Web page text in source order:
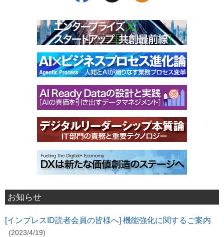
お知らせ
[インプレスID読者会員の皆様へ] 機能強化に関するご案内
(2023/4/19)